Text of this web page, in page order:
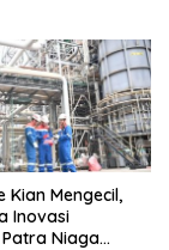
Kian Mengecil,
Inovasi
Niaga